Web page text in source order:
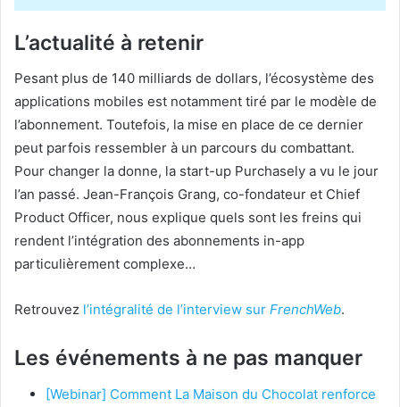
L’actualité à retenir
Pesant plus de 140 milliards de dollars, l’écosystème des
applications mobiles est notamment tiré par le modèle de
l’abonnement. Toutefois, la mise en place de ce dernier
peut parfois ressembler à un parcours du combattant.
Pour changer la donne, la start-up Purchasely a vu le jour
l’an passé. Jean-François Grang, co-fondateur et Chief
Product Officer, nous explique quels sont les freins qui
rendent l’intégration des abonnements in-app
particulièrement complexe…
Retrouvez l’intégralité de l’interview sur FrenchWeb.
Les événements à ne pas manquer
[Webinar] Comment La Maison du Chocolat renforce